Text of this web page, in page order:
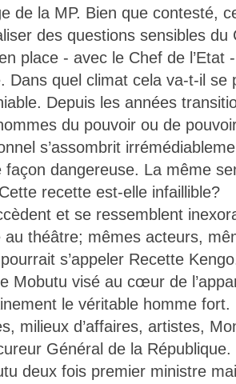
de la MP. Bien que contesté,
des questions sensibles
place - avec le Chef de l’Etat
Dans quel climat cela va-t-il se
Depuis les années
du pouvoir ou de
s’assombrit
façon dangereuse. La même
recette est-elle infaillible?
et se ressemblent
au théâtre; mêmes acteurs,
s’appeler Recette
Mobutu visé au cœur de
le véritable homme
milieux d’affaires, artistes,
Général de la
deux fois premier ministre